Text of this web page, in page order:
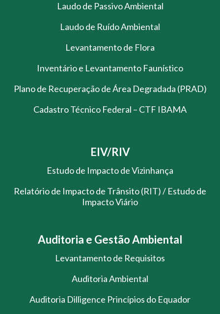
Laudo de Passivo Ambiental
Laudo de Ruído Ambiental
Levantamento de Flora
Inventário e Levantamento Faunístico
Plano de Recuperação de Área Degradada (PRAD)
Cadastro Técnico Federal – CTF IBAMA
EIV/RIV
Estudo de Impacto de Vizinhança
Relatório de Impacto de Trânsito (RIT) / Estudo de
Impacto Viário
Auditoria e Gestão Ambiental
Levantamento de Requisitos
Auditoria Ambiental
Auditoria Dilligence Princípios do Equador